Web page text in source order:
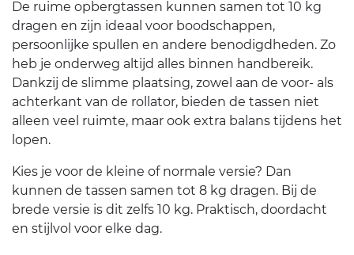
De ruime opbergtassen kunnen samen tot 10 kg
dragen en zijn ideaal voor boodschappen,
persoonlijke spullen en andere benodigdheden. Zo
heb je onderweg altijd alles binnen handbereik.
Dankzij de slimme plaatsing, zowel aan de voor- als
achterkant van de rollator, bieden de tassen niet
alleen veel ruimte, maar ook extra balans tijdens het
lopen.
Kies je voor de kleine of normale versie? Dan
kunnen de tassen samen tot 8 kg dragen. Bij de
brede versie is dit zelfs 10 kg. Praktisch, doordacht
en stijlvol voor elke dag.